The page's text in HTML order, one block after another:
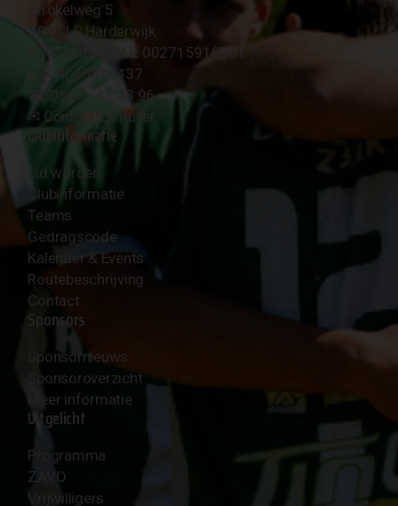
Strokelweg 5
3847 LR Harderwijk
BTW Nummer NL 002715910B01
KvK Nr 40094437
☎︎ 0341 - 41 28 96
✉︎ Contactformulier
Clubinformatie
Lid worden
Clubinformatie
Teams
Gedragscode
Kalender & Events
Routebeschrijving
Contact
Sponsors
Sponsornieuws
Sponsoroverzicht
Meer informatie
Uitgelicht
Programma
ZAVO
Vrijwilligers